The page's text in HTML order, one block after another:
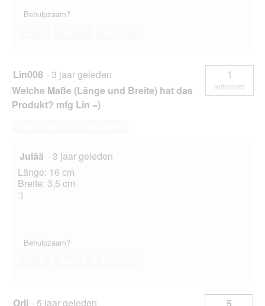
Behulpzaam?
Lin008 · 3 jaar geleden
Welche Maße (Länge und Breite) hat das
Produkt? mfg Lin =)
1
antwoord
Julää · 3 jaar geleden
Länge: 16 cm
Breite: 3,5 cm
:)
Behulpzaam?
Orli · 5 jaar geleden